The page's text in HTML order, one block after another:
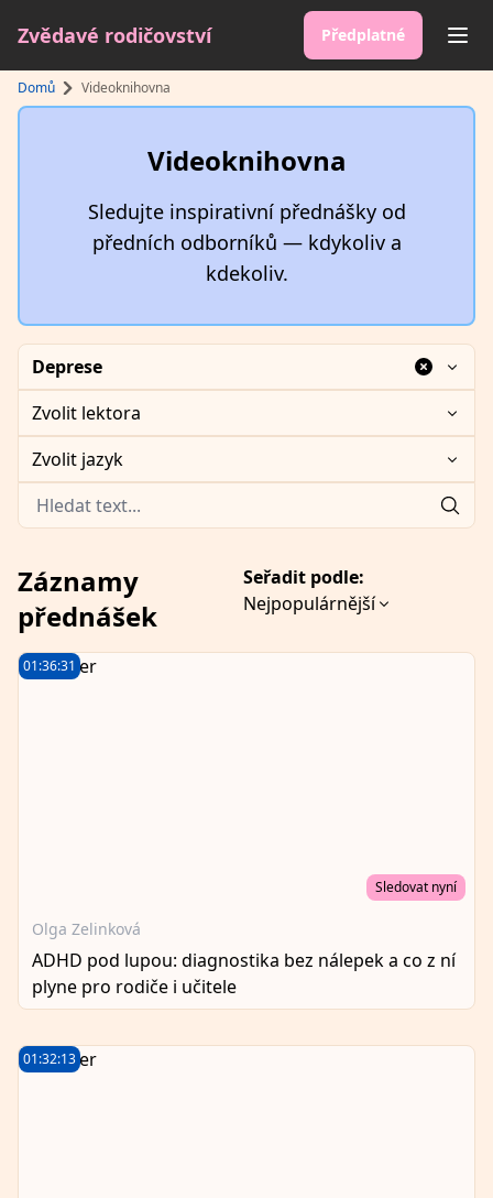
Zvědavé rodičovství Předplatné
Domů Videoknihovna
Videoknihovna
Sledujte inspirativní přednášky od
předních odborníků — kdykoliv a
kdekoliv.
Deprese
Zvolit lektora
Zvolit jazyk
Záznamy
přednášek
Seřadit podle:
Nejpopulárnější
01:36:31
Sledovat nyní
Olga Zelinková
ADHD pod lupou: diagnostika bez nálepek a co z ní
plyne pro rodiče i učitele
01:32:13